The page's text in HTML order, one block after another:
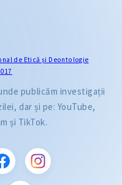
de Etică și Deontologie
publicăm investigații
dar și pe: YouTube,
și TikTok.